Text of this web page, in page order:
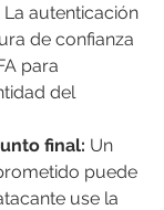
autenticación
de confianza
para
del
final: Un
puede
use la